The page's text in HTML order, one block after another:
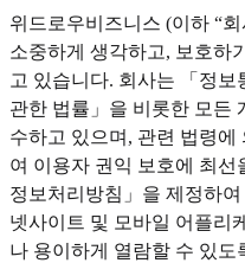
위드로우비즈니스 (이하 “
소중하게 생각하고, 보호하
고 있습니다. 회사는 「정보
관한 법률」을 비롯한 모든
수하고 있으며, 관련 법령
여 이용자 권익 보호에 최선
정보처리방침」을 제정하
넷사이트 및 모바일 어플리
나 용이하게 열람할 수 있도